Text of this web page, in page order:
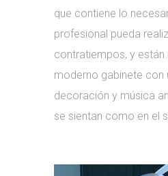
que contiene lo
profesional pueda
contratiempos, y
moderno gabinete con
decoración y música
se sientan como en el